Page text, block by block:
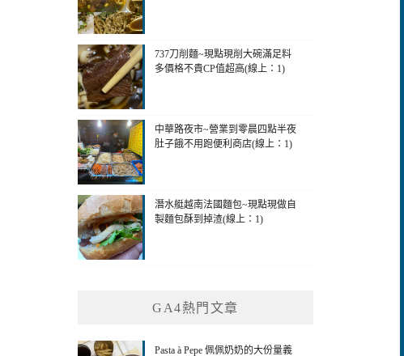
737刀削麵~現點現削大碗滿足料
多價格不貴CP值超高(線上：1)
中華路夜市~營業到零晨四點半夜
肚子餓不用跑便利商店(線上：1)
潛水艇越南法國麵包~現點現做自
製麵包酥到掉渣(線上：1)
GA4熱門文章
Pasta à Pepe 佩佩奶奶的大份量義